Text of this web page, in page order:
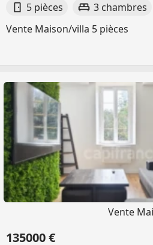
5 pièces 3 chambres
Vente Maison/villa 5 pièces
Vente
135000 €